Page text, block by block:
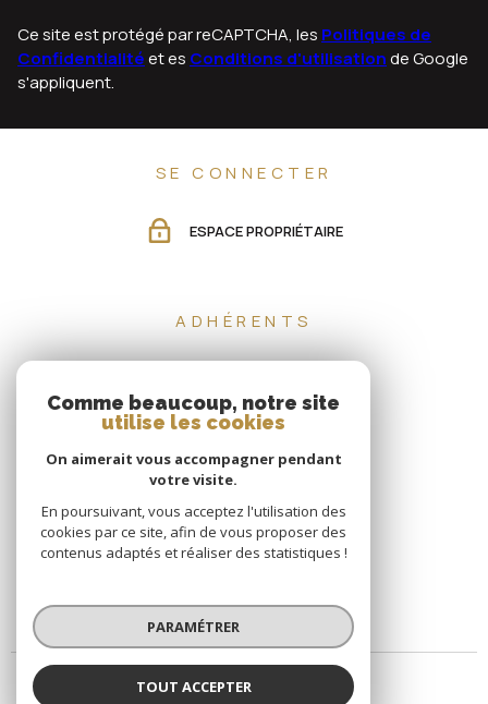
Ce site est protégé par reCAPTCHA, les Politiques de
Confidentialitéet es Conditions d'utilisationde Google
s'appliquent.
SE CONNECTER
ESPACE PROPRIÉTAIRE
ADHÉRENTS
Comme beaucoup, notre site
utilise les cookies
On aimerait vous accompagner pendant
votre visite.
En poursuivant, vous acceptez l'utilisation des
cookies par ce site, afin de vous proposer des
contenus adaptés et réaliser des statistiques !
PARAMÉTRER
TOUT ACCEPTER